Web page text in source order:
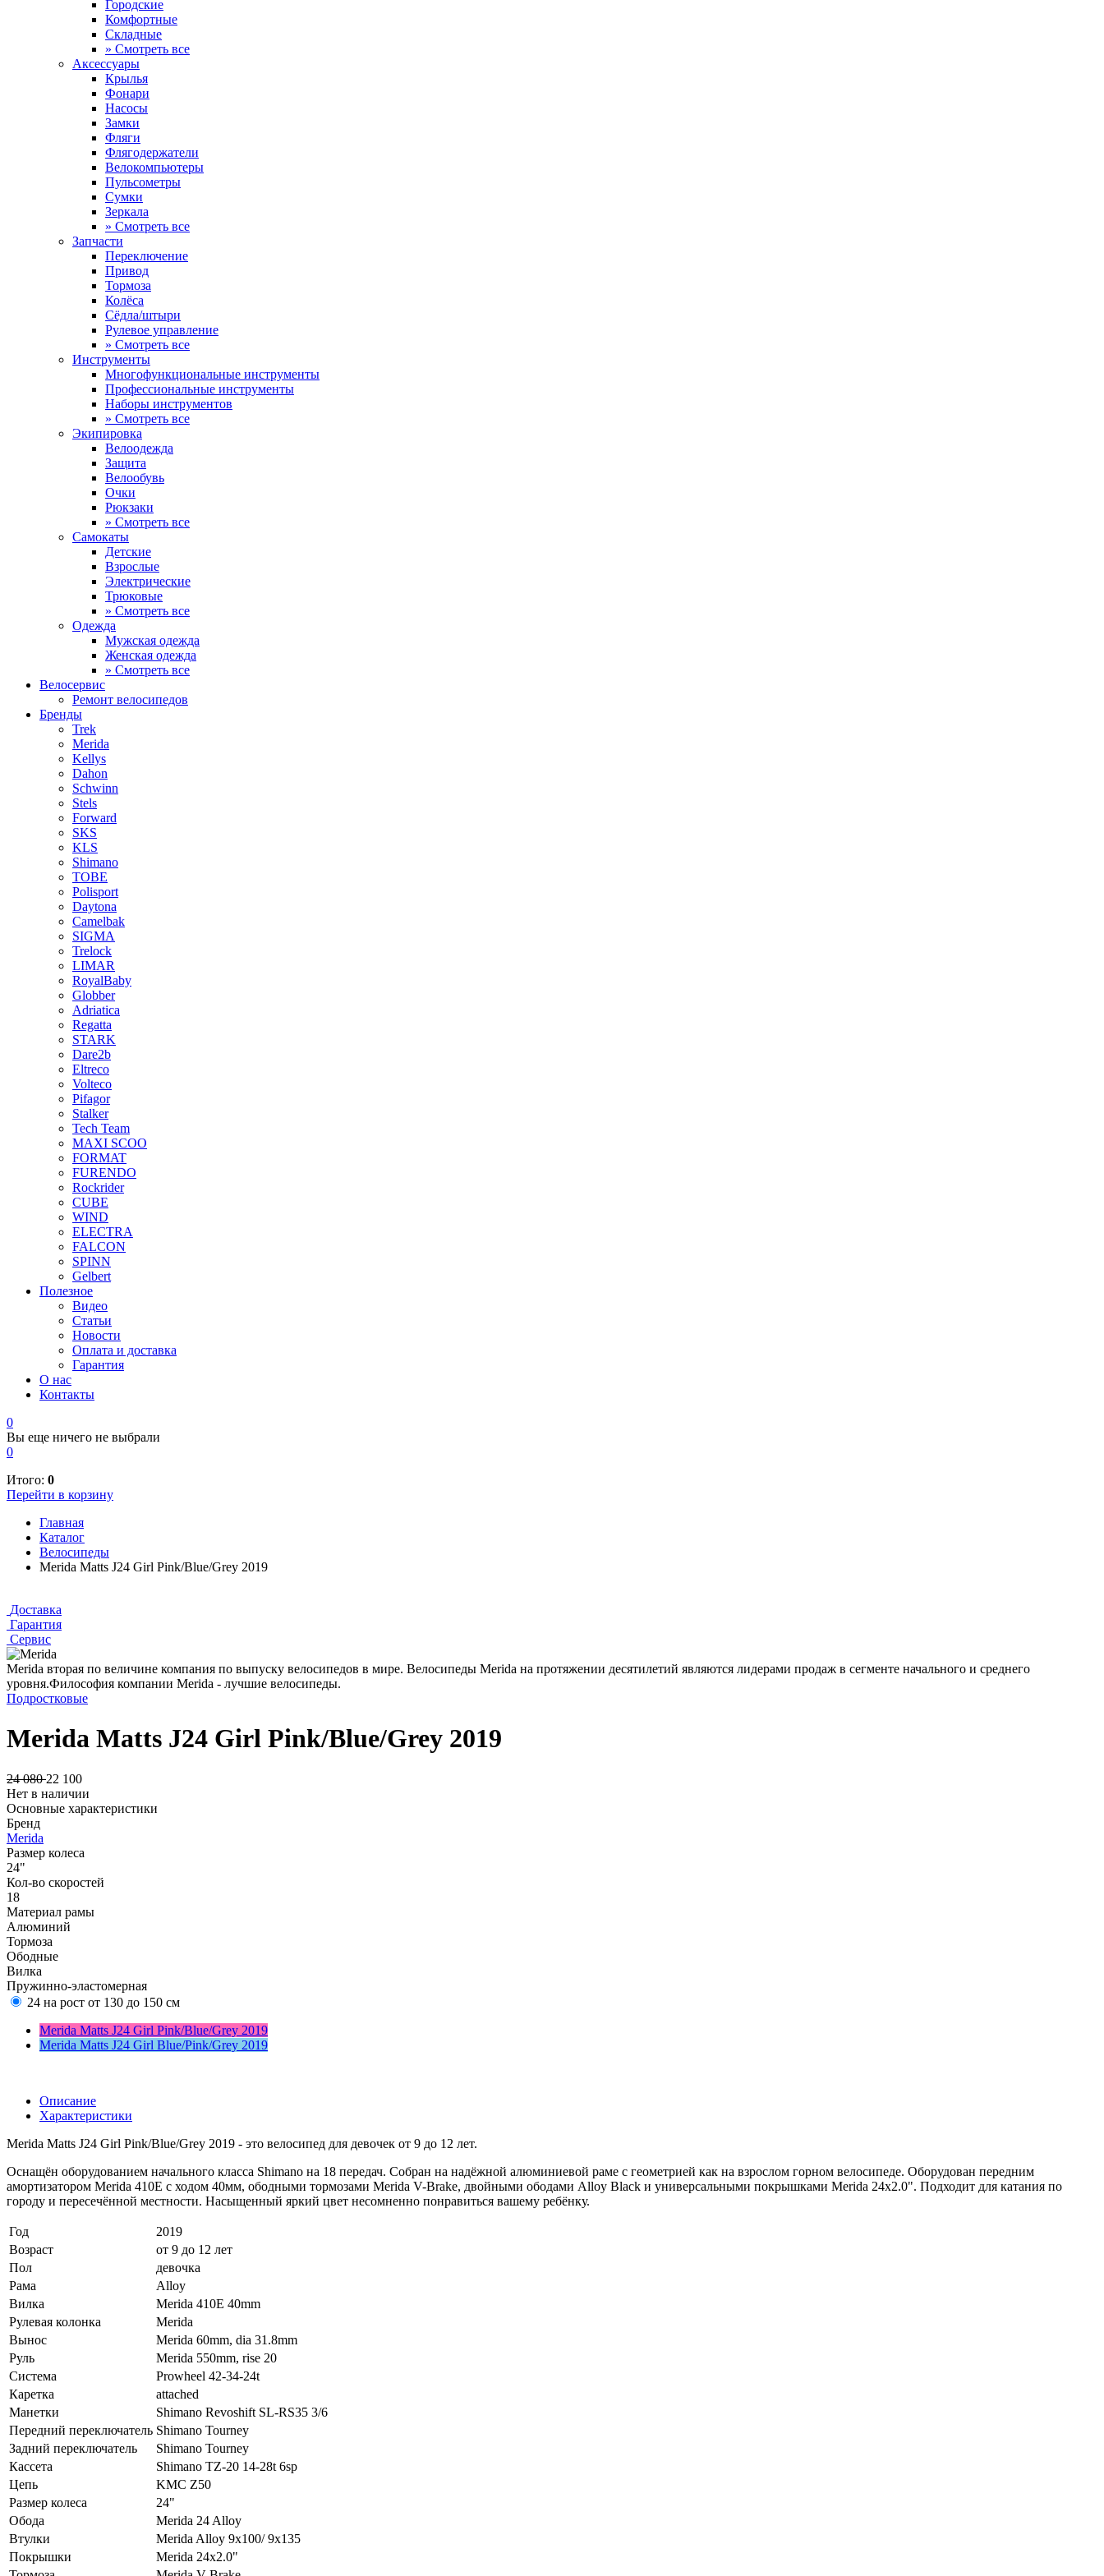
Городские
Комфортные
Складные
» Смотреть все
Аксессуары
Крылья
Фонари
Насосы
Замки
Фляги
Флягодержатели
Велокомпьютеры
Пульсометры
Сумки
Зеркала
» Смотреть все
Запчасти
Переключение
Привод
Тормоза
Колёса
Сёдла/штыри
Рулевое управление
» Смотреть все
Инструменты
Многофункциональные инструменты
Профессиональные инструменты
Наборы инструментов
» Смотреть все
Экипировка
Велоодежда
Защита
Велообувь
Очки
Рюкзаки
» Смотреть все
Самокаты
Детские
Взрослые
Электрические
Трюковые
» Смотреть все
Одежда
Мужская одежда
Женская одежда
» Смотреть все
Велосервис
Ремонт велосипедов
Бренды
Trek
Merida
Kellys
Dahon
Schwinn
Stels
Forward
SKS
KLS
Shimano
TOBE
Polisport
Daytona
Camelbak
SIGMA
Trelock
LIMAR
RoyalBaby
Globber
Adriatica
Regatta
STARK
Dare2b
Eltreco
Volteco
Pifagor
Stalker
Tech Team
MAXI SCOO
FORMAT
FURENDO
Rockrider
CUBE
WIND
ELECTRA
FALCON
SPINN
Gelbert
Полезное
Видео
Статьи
Новости
Оплата и доставка
Гарантия
О нас
Контакты
0
Вы еще ничего не выбрали
0
Итого: 0
Перейти в корзину
Главная
Каталог
Велосипеды
Merida Matts J24 Girl Pink/Blue/Grey 2019
Доставка
Гарантия
Сервис
Merida вторая по величине компания по выпуску велосипедов в мире. Велосипеды Merida на протяжении десятилетий являются лидерами продаж в сегменте начального и среднего
уровня.Философия компании Merida - лучшие велосипеды.
Подростковые
Merida Matts J24 Girl Pink/Blue/Grey 2019
24 08022 100
Нет в наличии
Основные характеристики
Бренд
Merida
Размер колеса
24"
Кол-во скоростей
18
Материал рамы
Алюминий
Тормоза
Ободные
Вилка
Пружинно-эластомерная
24 на рост от 130 до 150 см
Merida Matts J24 Girl Pink/Blue/Grey 2019
Merida Matts J24 Girl Blue/Pink/Grey 2019
Описание
Характеристики
Merida Matts J24 Girl Pink/Blue/Grey 2019 - это велосипед для девочек от 9 до 12 лет.
Оснащён оборудованием начального класса Shimano на 18 передач. Собран на надёжной алюминиевой раме с геометрией как на взрослом горном велосипеде. Оборудован передним
амортизатором Merida 410E с ходом 40мм, ободными тормозами Merida V-Brake, двойными ободами Alloy Black и универсальными покрышками Merida 24x2.0". Подходит для катания по
городу и пересечённой местности. Насыщенный яркий цвет несомненно понравиться вашему ребёнку.
Год
2019
Возраст
от 9 до 12 лет
Пол
девочка
Рама
Alloy
Вилка
Merida 410E 40mm
Рулевая колонка
Merida
Вынос
Merida 60mm, dia 31.8mm
Руль
Merida 550mm, rise 20
Система
Prowheel 42-34-24t
Каретка
attached
Манетки
Shimano Revoshift SL-RS35 3/6
Передний переключатель Shimano Tourney
Задний переключатель
Shimano Tourney
Кассета
Shimano TZ-20 14-28t 6sp
Цепь
KMC Z50
Размер колеса
24"
Обода
Merida 24 Alloy
Втулки
Merida Alloy 9х100/ 9x135
Покрышки
Merida 24x2.0"